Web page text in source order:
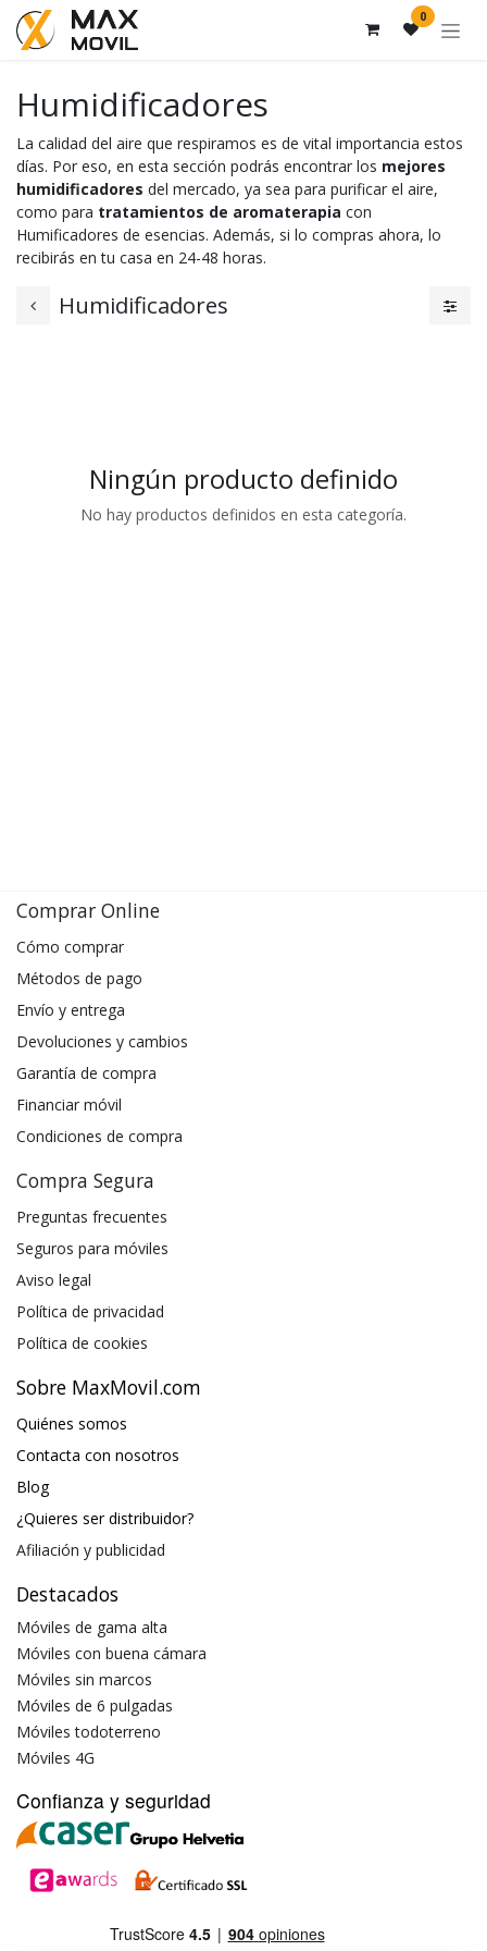
Ir al contenido 0
Humidificadores
La calidad del aire que respiramos es de vital importancia estos
días. Por eso, en esta sección podrás encontrar los mejores
humidificadores del mercado, ya sea para purificar el aire,
como para tratamientos de aromaterapia con
Humificadores de esencias. Además, si lo compras ahora, lo
recibirás en tu casa en 24-48 horas.
Humidificadores
Ningún producto definido
No hay productos definidos en esta categoría.
Comprar Online
Cómo comprar
Métodos de pago
Envío y entrega
Devoluciones y cambios
Garantía de compra
Financiar móvil
Condiciones de compra
Compra Segura
Preguntas frecuentes
Seguros para móviles
Aviso legal
Política de privacidad
Política de cookies
Sobre MaxMovil.com
Quiénes somos
Contacta con nosotros
Blog
¿Quieres ser distribuidor?
Afiliación y publicidad
Destacados
Móviles de gama alta
Móviles con buena cámara
Móviles sin marcos
Móviles de 6 pulgadas
Móviles todoterreno
Móviles 4G
Confianza y seguridad